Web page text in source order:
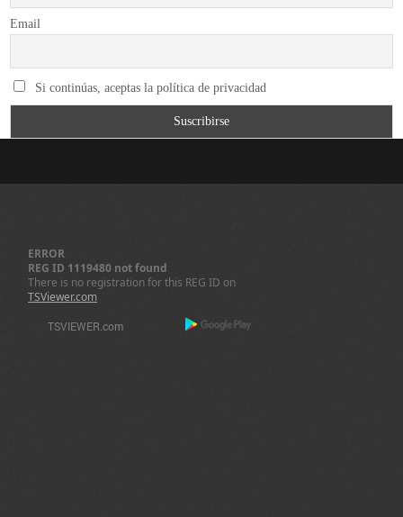
Email
Si continúas, aceptas la política de privacidad
ERROR
REG ID 1119480 not found
There is no registration for this REG ID on
TSViewer.com